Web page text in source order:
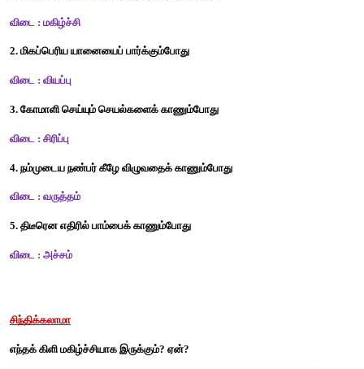
சொற்களை முறைப்படுத்திச் சரியான தொடரை உருவாக்குக
எ.கா. சுதந்திரத்தை கொடுக்க என் மாட்டேன் விட்டு
என் சுதந்திரத்தை விட்டுக்கொடுக்க மாட்டேன்
விடை : நாயின் கொழு கொழு உடம்பையும் அழகையும் புகழ்ந்தது.
2. பார்த்தால் வீட்டுக்காரர்களைப் ஆட்ட வாலை வேண்டும்.